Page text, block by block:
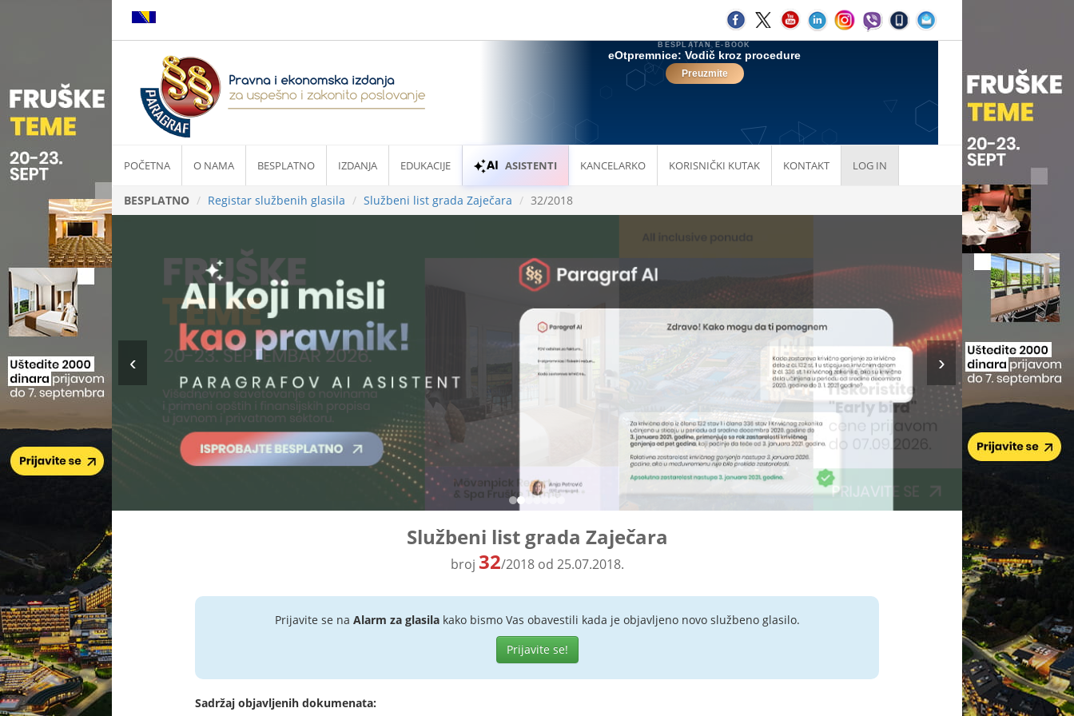
POČETNA O NAMA BESPLATNO IZDANJA EDUKACIJE ASISTENTI KANCELARKO KORISNIČKI KUTAK KONTAKT LOG IN
BESPLATNO Registar službenih glasila Službeni list grada Zaječara 32/2018
Službeni list grada Zaječara
broj 32/2018 od 25.07.2018.
Prijavite se na Alarm za glasilakako bismo Vas obavestili kada je objavljeno novo službeno glasilo.
Prijavite se!
Sadržaj objavljenih dokumenata: